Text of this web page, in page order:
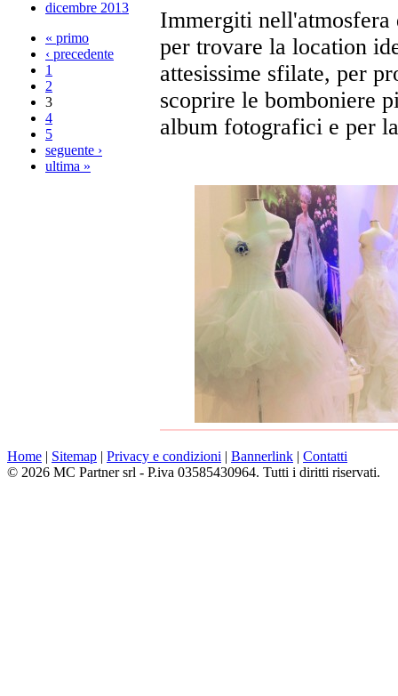
dicembre 2013
« primo
‹ precedente
1
2
3
4
5
seguente ›
ultima »
Immergiti nell'atmosfera
per trovare la location
attesissime sfilate, per
scoprire le bomboniere
album fotografici e per
Home | Sitemap | Privacy e condizioni | Bannerlink | Contatti
© 2026 MC Partner srl - P.iva 03585430964. Tutti i diritti riservati.